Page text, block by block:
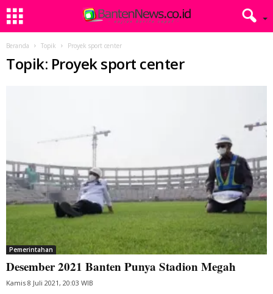
Beranda Topik Proyek sport center
Topik: Proyek sport center
Pemerintahan
Desember 2021 Banten Punya Stadion Megah
Kamis 8 Juli 2021, 20:03 WIB